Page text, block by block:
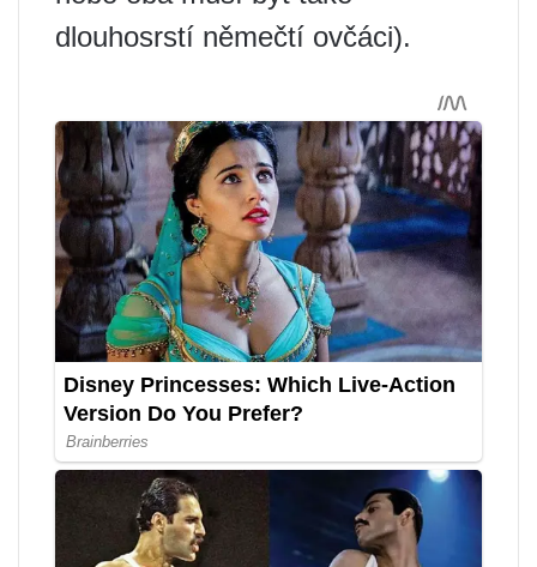
dlouhosrstí němečtí ovčáci).